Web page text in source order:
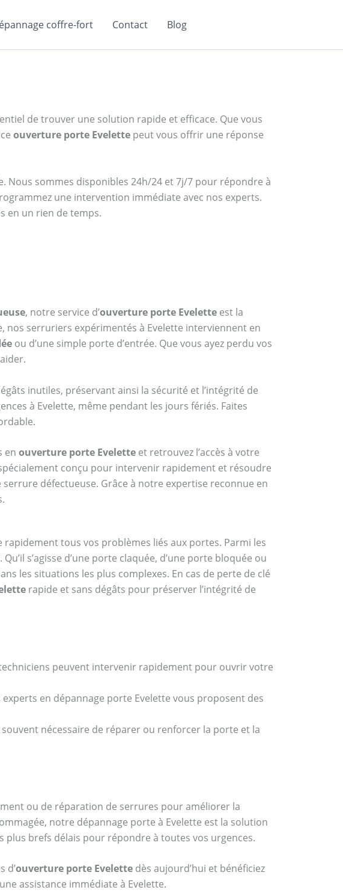
coffre-fort Contact Blog
de trouver une solution rapide et efficace. Que vous
ouverture porte Evelette peut vous offrir une réponse
Nous sommes disponibles 24h/24 et 7j/7 pour répondre à
une intervention immédiate avec nos experts.
en un rien de temps.
, notre service d’ouverture porte Evelette est la
nos serruriers expérimentés à Evelette interviennent en
ou d’une simple porte d’entrée. Que vous ayez perdu vos
inutiles, préservant ainsi la sécurité et l’intégrité de
à Evelette, même pendant les jours fériés. Faites
en ouverture porte Evelette et retrouvez l’accès à votre
conçu pour intervenir rapidement et résoudre
serrure défectueuse. Grâce à notre expertise reconnue en
tous vos problèmes liés aux portes. Parmi les
s’agisse d’une porte claquée, d’une porte bloquée ou
les situations les plus complexes. En cas de perte de clé
rapide et sans dégâts pour préserver l’intégrité de
techniciens peuvent intervenir rapidement pour ouvrir votre
en dépannage porte Evelette vous proposent des
nécessaire de réparer ou renforcer la porte et la
ou de réparation de serrures pour améliorer la
notre dépannage porte à Evelette est la solution
brefs délais pour répondre à toutes vos urgences.
d’ouverture porte Evelette dès aujourd’hui et bénéficiez
assistance immédiate à Evelette.